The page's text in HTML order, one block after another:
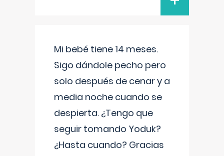
Mi bebé tiene 14 meses.
Sigo dándole pecho pero
solo después de cenar y a
media noche cuando se
despierta. ¿Tengo que
seguir tomando Yoduk?
¿Hasta cuando? Gracias